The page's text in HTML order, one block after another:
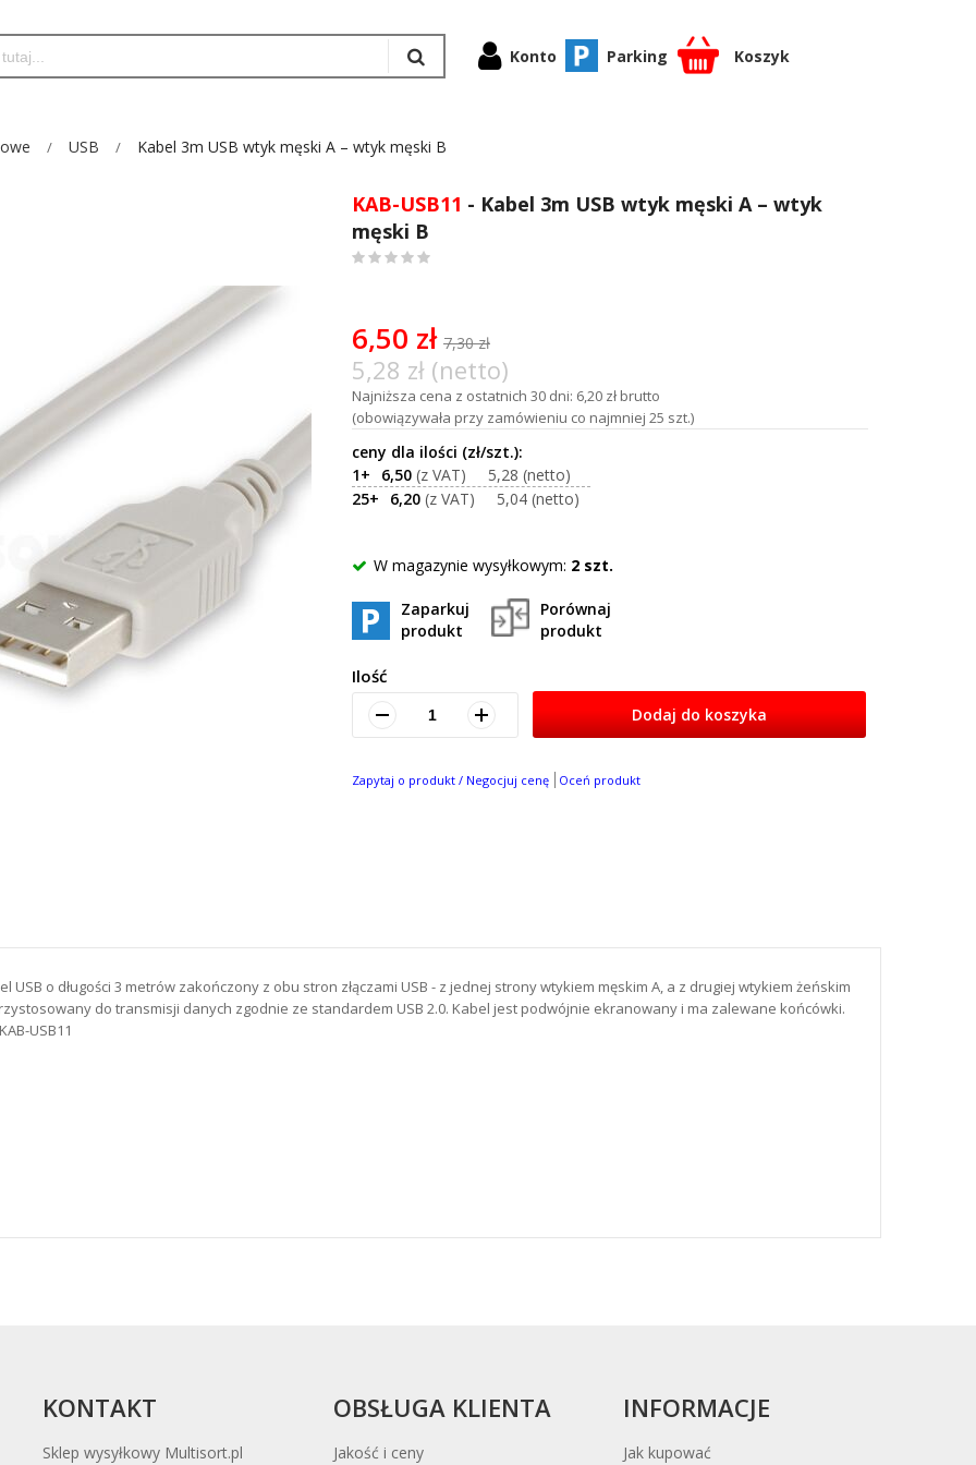
Konto Parking Koszyk
USB Kabel 3m USB wtyk męski A – wtyk męski B
KAB-USB11 - Kabel 3m USB wtyk męski A – wtyk
męski B
6,50 zł 7,30 zł
5,28 zł (netto)
Najniższa cena z ostatnich 30 dni: 6,20 zł brutto
(obowiązywała przy zamówieniu co najmniej 25 szt.)
1+ 6,50
5,28
25+
6,20 5,04
W magazynie wysyłkowym: 2 szt.
Zaparkuj
produkt
Porównaj
produkt
Ilość
Dodaj do koszyka
Zapytaj o produkt / Negocjuj cenę Oceń produkt
USB o długości 3 metrów zakończony z obu stron złączami USB - z jednej strony wtykiem męskim A, a z drugiej wtykiem żeńskim
do transmisji danych zgodnie ze standardem USB 2.0. Kabel jest podwójnie ekranowany i ma zalewane końcówki.
USB11
KONTAKT
Sklep wysyłkowy Multisort.pl
OBSŁUGA KLIENTA
Jakość i ceny
INFORMACJE
Jak kupować